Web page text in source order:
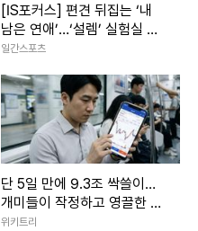
[IS포커스] 편견 뒤집는 ‘내
남은 연애’…‘설렘’ 실험실 된
SBS 연프
일간스포츠
단 5일 만에 9.3조 싹쓸이…
개미들이 작정하고 영끌한 종
목 '1위' 정체
위키트리